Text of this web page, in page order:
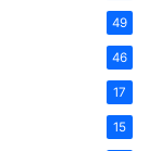
49
46
17
15